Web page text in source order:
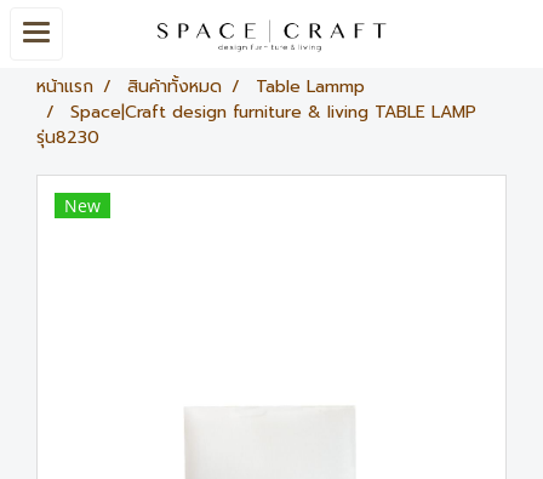
หน้าแรก สินค้าทั้งหมด
Table Lammp
Space|Craft design furniture & living TABLE LAMP
รุ่น8230
New